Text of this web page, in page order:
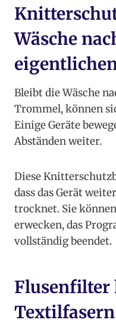
Wäsche
Bleibt die Wäsche
Trommel, können
Einige Geräte
Abständen weiter.
Diese
dass das Gerät
trocknet. Sie
erwecken, das
vollständig beendet.
Flusenfilter